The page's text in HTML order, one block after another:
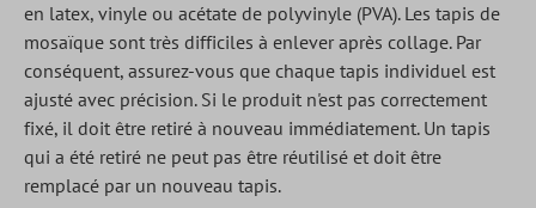
en latex, vinyle ou acétate de polyvinyle (PVA). Les tapis de
mosaïque sont très difficiles à enlever après collage. Par
conséquent, assurez-vous que chaque tapis individuel est
ajusté avec précision. Si le produit n'est pas correctement
fixé, il doit être retiré à nouveau immédiatement. Un tapis
qui a été retiré ne peut pas être réutilisé et doit être
remplacé par un nouveau tapis.